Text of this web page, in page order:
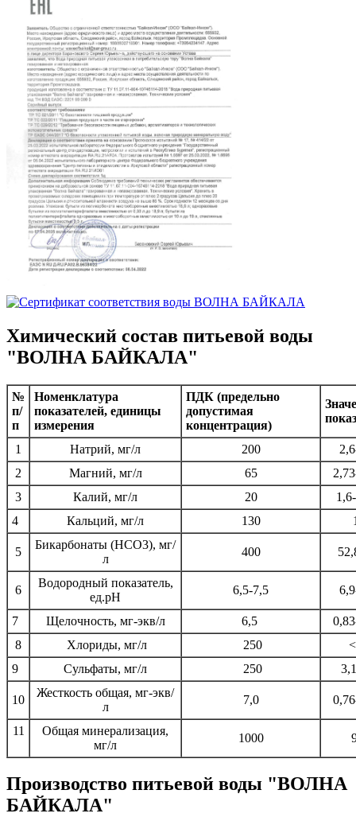
Химический состав питьевой воды
"ВОЛНА БАЙКАЛА"
№
п/
п
Номенклатура
показателей, единицы
измерения
ПДК (предельно
допустимая
концентрация)
1 Натрий, мг/л 200
2
Магний, мг/л 65
3
Калий, мг/л 20
4
Кальций, мг/л 130
5
Бикарбонаты (HCO3), мг/
л
400
6
Водородный показатель,
ед.pH
6,5-7,5
7 Щелочность, мг-экв/л 6,5
8
Хлориды, мг/л 250
9
Сульфаты, мг/л 250
10
Жесткость общая, мг-экв/
л
7,0
11
Общая минерализация,
мг/л
1000
Производство питьевой воды "ВОЛНА
БАЙКАЛА"